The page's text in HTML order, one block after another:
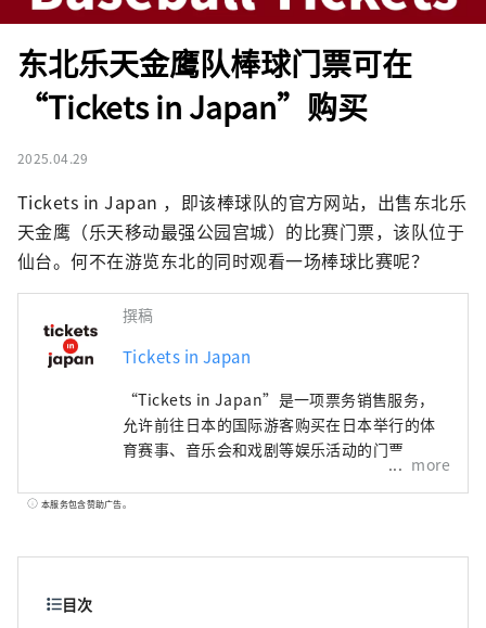
东北乐天金鹰队棒球门票可在
“Tickets in Japan”购买
2025.04.29
Tickets in Japan ，即该棒球队的官方网站，出售东北乐
天金鹰（乐天移动最强公园宫城）的比赛门票，该队位于
仙台。何不在游览东北的同时观看一场棒球比赛呢？
撰稿
Tickets in Japan
“Tickets in Japan”是一项票务销售服务，
允许前往日本的国际游客购买在日本举行的体
育赛事、音乐会和戏剧等娱乐活动的门票。
more
本服务包含赞助广告。
目次